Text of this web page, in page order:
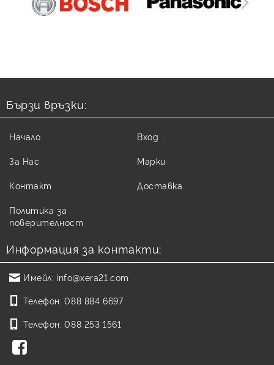
Бързи връзки:
Начало
За Нас
Контакт
Политика за
поверителност
Вход
Марки
Доставка
Информация за контакти:
Имейл: info@xera21.com
Телефон: 088 884 6697
Телефон: 088 253 1561